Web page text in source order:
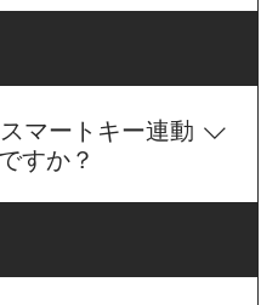
近づける施工を心掛けて
雑で高度な防犯システ
最大の特長であり、
グシップモデルとなって
は、「Grgoだから安心」
なく、お客様のお車や
て最適なシステムをご提
いか迷われている場合
すので、防犯性能につい
ただし、お客様の駐車
利に操作したい方 防犯性
算を重視したい方 ご自宅
、「このプランしかお
提案はいたしません。 お
たします。 「カーセキ
ど防犯性能が高い」と思
いますが、実際にはどの
けでなく、どのように
す。 BRAIN PROTECT
ィメーカーである
客様のお車や駐車環
マートキー連動
すか？
方によって最適なプラ
プランは、カーセキュリ